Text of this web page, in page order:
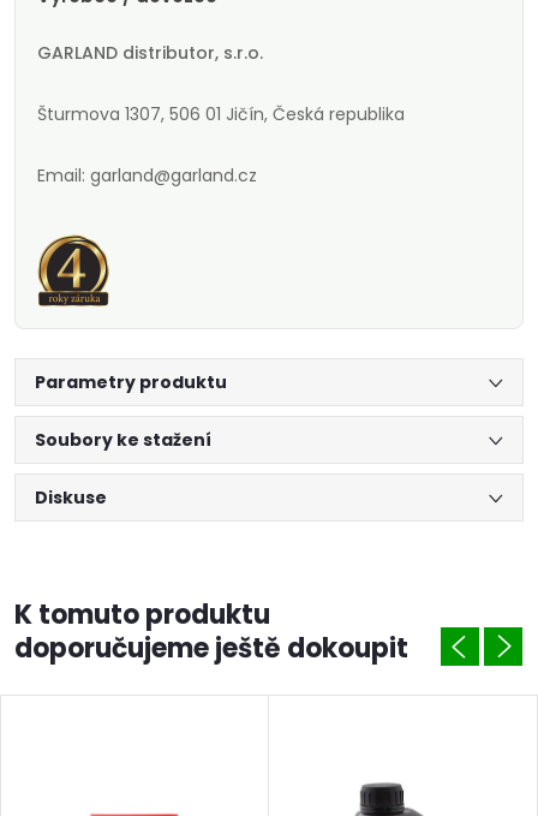
GARLAND distributor, s.r.o.
Šturmova 1307, 506 01 Jičín, Česká republika
Email: garland@garland.cz
Parametry produktu
Soubory ke stažení
Diskuse
K tomuto produktu
doporučujeme ještě dokoupit